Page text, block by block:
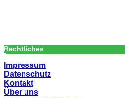
Rechtliches
Impressum
Datenschutz
Kontakt
Über uns